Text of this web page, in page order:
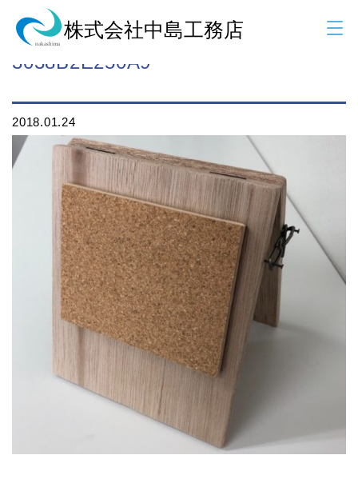
31B0E69C-8987-42E4-873B-
3038B2E250A9
2018.01.24